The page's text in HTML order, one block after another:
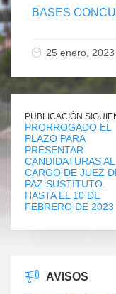
BASES
25 enero, 2023
PUBLICACIÓN
PRORROGADO EL
PLAZO PARA
PRESENTAR
CANDIDATURAS AL
CARGO DE JUEZ
PAZ SUSTITUTO.
HASTA EL 10 DE
FEBRERO DE 2023
AVISOS